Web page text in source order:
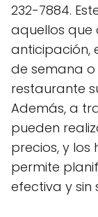
232-7884.
aquellos que
anticipación,
de semana
restaurante
Además, a
pueden
precios, y los
permite
efectiva y sin